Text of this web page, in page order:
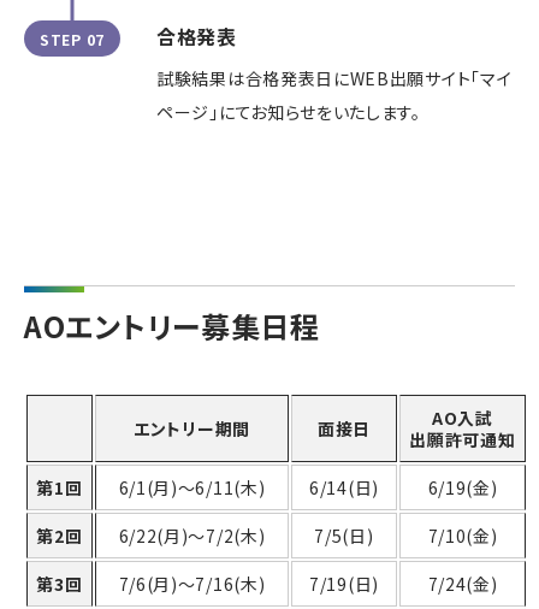
STEP 07 合格発表
試験結果は合格発表日にWEB出願サイト「マイ
ページ」にてお知らせをいたします。
AOエントリー募集日程
エントリー期間 面接日
AO入試
出願許可通知
第1回
6/1(月)～6/11(木) 6/14(日)
6/19(金)
第2回
6/22(月)～7/2(木) 7/5(日)
7/10(金)
第3回
7/6(月)～7/16(木) 7/19(日)
7/24(金)